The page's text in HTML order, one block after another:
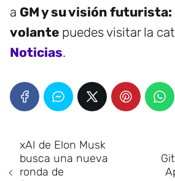
a GM y su visión
volante puedes visitar la
Noticias.
xAI de Elon Musk
busca una nueva
ronda de